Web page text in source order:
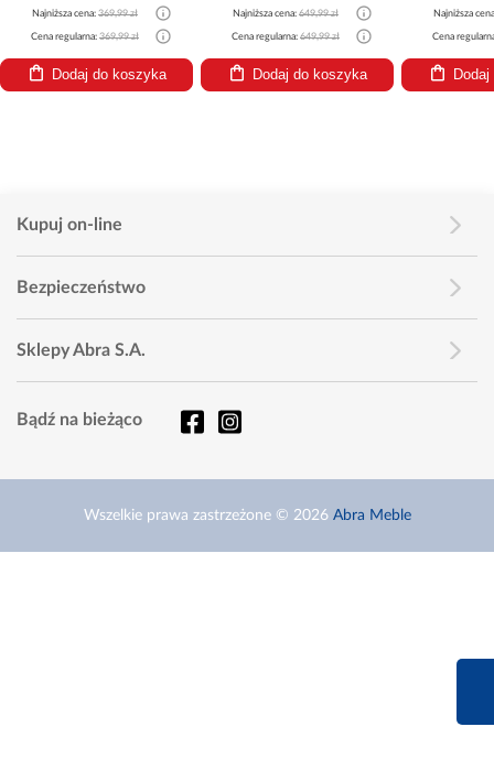
Najniższa cena: 369,99 zł
Cena regularna: 369,99 zł
Dodaj do koszyka
Najniższa cena: 649,99 zł
Cena regularna: 649,99 zł
Dodaj do koszyka
Najniższa
Cena
Kupuj on-line
Bezpieczeństwo
Sklepy Abra S.A.
Bądź na bieżąco
Wszelkie prawa zastrzeżone © 2026 Abra Meble